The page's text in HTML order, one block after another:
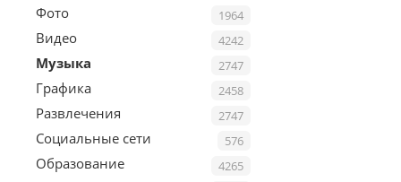
1964
Фото
4242
Видео
2747
Музыка
2458
Графика
2747
Развлечения
576
Социальные сети
4265
Образование